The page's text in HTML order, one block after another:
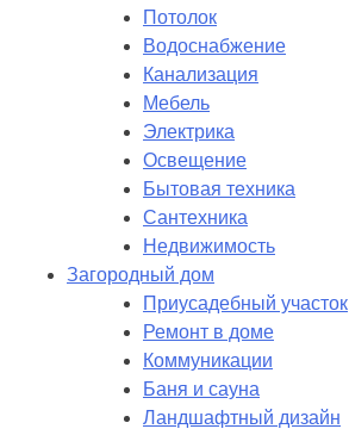
Потолок
Водоснабжение
Канализация
Мебель
Электрика
Освещение
Бытовая техника
Сантехника
Недвижимость
Загородный дом
Приусадебный участок
Ремонт в доме
Коммуникации
Баня и сауна
Ландшафтный дизайн